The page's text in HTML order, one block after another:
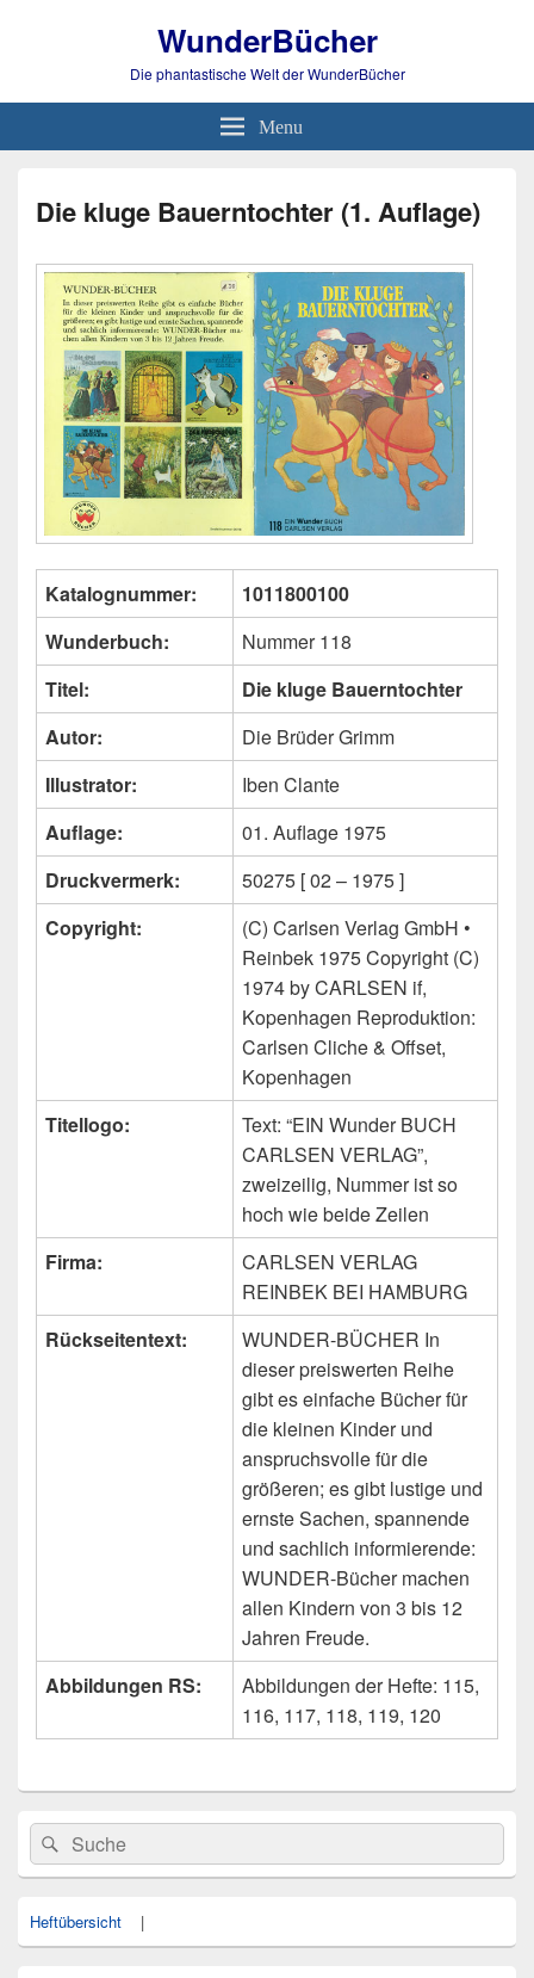
WunderBücher
Die phantastische Welt der WunderBücher
Menu
Die kluge Bauerntochter (1. Auflage)
Katalognummer:
1011800100
Wunderbuch:
Nummer 118
Titel:
Die kluge Bauerntochter
Autor:
Die Brüder Grimm
Illustrator:
Iben Clante
Auflage:
01. Auflage 1975
Druckvermerk:
50275 [ 02 – 1975 ]
Copyright:
(C) Carlsen Verlag GmbH •
Reinbek 1975 Copyright (C)
1974 by CARLSEN if,
Kopenhagen Reproduktion:
Carlsen Cliche & Offset,
Kopenhagen
Titellogo:
Text: “EIN Wunder BUCH
CARLSEN VERLAG”,
zweizeilig, Nummer ist so
hoch wie beide Zeilen
Firma:
CARLSEN VERLAG
REINBEK BEI HAMBURG
Rückseitentext:
WUNDER-BÜCHER In
dieser preiswerten Reihe
gibt es einfache Bücher für
die kleinen Kinder und
anspruchsvolle für die
größeren; es gibt lustige und
ernste Sachen, spannende
und sachlich informierende:
WUNDER-Bücher machen
allen Kindern von 3 bis 12
Jahren Freude.
Abbildungen RS:
Abbildungen der Hefte: 115,
116, 117, 118, 119, 120
Primärer
Seitenleisten
Widget-
Bereich
Search
for:
Suche
Heftübersicht |